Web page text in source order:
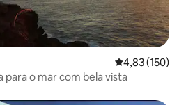
4,83 de uma
4,83 (150)
para o mar com bela vista